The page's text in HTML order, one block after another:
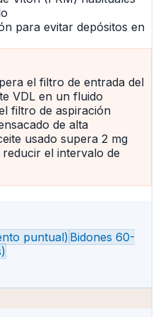
para evitar depósitos en
el filtro de entrada del
VDL en un fluido
filtro de aspiración
de alta
usado supera 2 mg
el intervalo de
puntual) Bidones 60-